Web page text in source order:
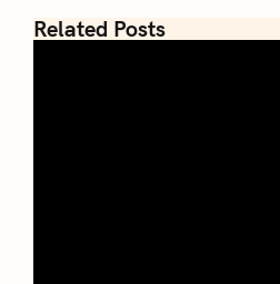
Related Posts